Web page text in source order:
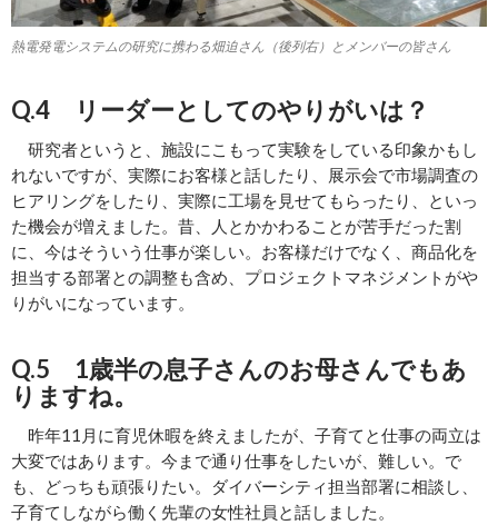
熱電発電システムの研究に携わる畑迫さん（後列右）とメンバーの皆さん
Q.4 リーダーとしてのやりがいは？
研究者というと、施設にこもって実験をしている印象かもし
れないですが、実際にお客様と話したり、展示会で市場調査の
ヒアリングをしたり、実際に工場を見せてもらったり、といっ
た機会が増えました。昔、人とかかわることが苦手だった割
に、今はそういう仕事が楽しい。お客様だけでなく、商品化を
担当する部署との調整も含め、プロジェクトマネジメントがや
りがいになっています。
Q.5 1歳半の息子さんのお母さんでもあ
りますね。
昨年11月に育児休暇を終えましたが、子育てと仕事の両立は
大変ではあります。今まで通り仕事をしたいが、難しい。で
も、どっちも頑張りたい。ダイバーシティ担当部署に相談し、
子育てしながら働く先輩の女性社員と話しました。